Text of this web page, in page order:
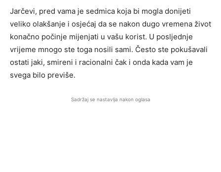
Jarčevi, pred vama je sedmica koja bi mogla donijeti
veliko olakšanje i osjećaj da se nakon dugo vremena život
konačno počinje mijenjati u vašu korist. U posljednje
vrijeme mnogo ste toga nosili sami. Često ste pokušavali
ostati jaki, smireni i racionalni čak i onda kada vam je
svega bilo previše.
Sadržaj se nastavlja nakon oglasa